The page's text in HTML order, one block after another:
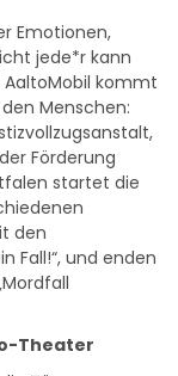
jede*r kann
kommt
Menschen:
Förderung
startet die
den
Fall!“, und enden